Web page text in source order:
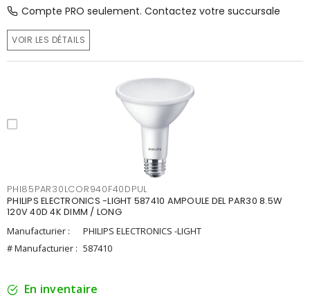
Compte PRO seulement. Contactez votre succursale
VOIR LES DÉTAILS
PHI85PAR30LCOR940F40DPUL
PHILIPS ELECTRONICS -LIGHT 587410 AMPOULE DEL PAR30 8.5W
120V 40D 4K DIMM / LONG
Manufacturier :
PHILIPS ELECTRONICS -LIGHT
# Manufacturier : 587410
En inventaire